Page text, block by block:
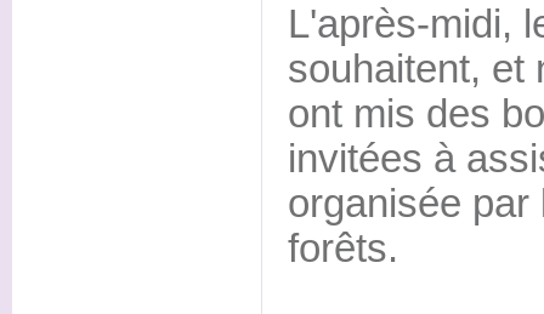
L'après-midi,
souhaitent, et
ont mis des
invitées à
organisée par
forêts.